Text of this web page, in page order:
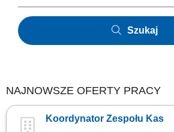
Szukaj
NAJNOWSZE OFERTY PRACY
Koordynator Zespołu Kas